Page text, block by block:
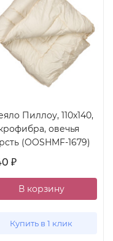
Пиллоу, 110x140,
овечья
(OOSHMF-1679)
₽
В корзину
Купить в 1 клик